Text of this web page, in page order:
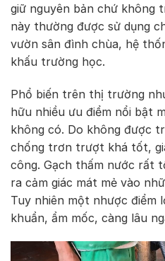
giữ nguyên bản chứ không
này thường được sử dụng
vườn sân đình chùa, hệ
khấu trường học.
Phổ biến trên thị trường
hữu nhiều ưu điểm nổi bật
không có. Do không được
chống trơn trượt khá tốt,
công. Gạch thấm nước rất
ra cảm giác mát mẻ vào
Tuy nhiên một nhược điểm
khuẩn, ẩm mốc, càng lâu